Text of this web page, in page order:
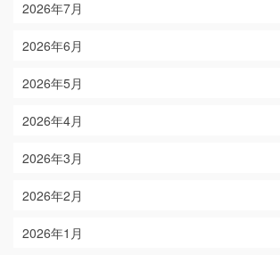
2026年7月
2026年6月
2026年5月
2026年4月
2026年3月
2026年2月
2026年1月